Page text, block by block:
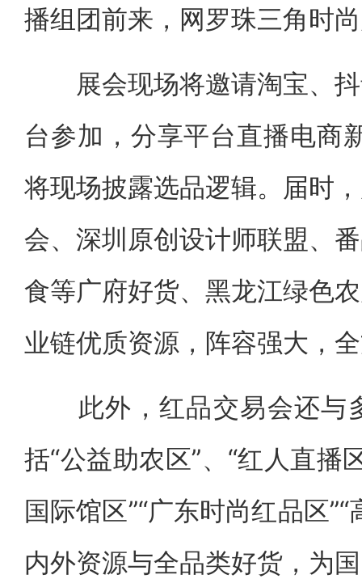
播组团前来，网罗珠三角时
展会现场将邀请淘宝、抖
台参加，分享平台直播电商
将现场披露选品逻辑。届时
会、深圳原创设计师联盟、
食等广府好货、黑龙江绿色
业链优质资源，阵容强大，
此外，红品交易会还与
括“公益助农区”、“红人直播
国际馆区”“广东时尚红品区
内外资源与全品类好货，为